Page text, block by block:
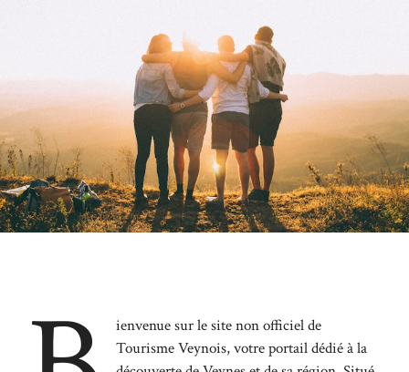
ienvenue sur le site non officiel de
Tourisme Veynois, votre portail dédié à la